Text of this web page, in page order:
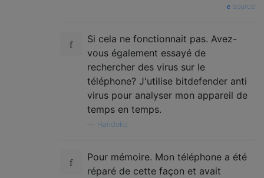
source
Si cela ne fonctionnait pas. Avez-
vous également essayé de
rechercher des virus sur le
téléphone? J'utilise bitdefender anti
virus pour analyser mon appareil de
temps en temps.
Handoko
Pour mémoire. Mon téléphone a été
réparé de cette façon et avait